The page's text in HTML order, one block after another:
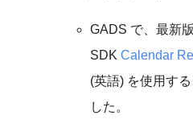
GADS で、最新
SDK Calendar
(英語) を使用す
した。